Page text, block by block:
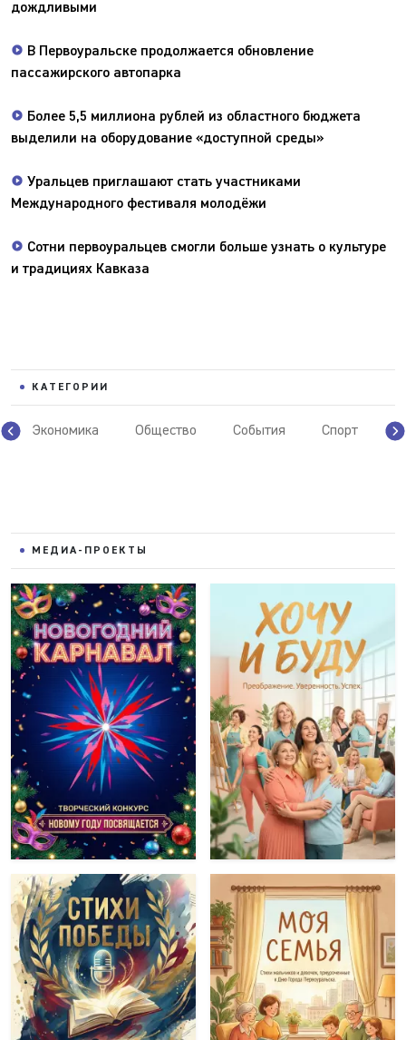
дождливыми
В Первоуральске продолжается обновление
пассажирского автопарка
Более 5,5 миллиона рублей из областного бюджета
выделили на оборудование «доступной среды»
Уральцев приглашают стать участниками
Международного фестиваля молодёжи
Сотни первоуральцев смогли больше узнать о культуре
и традициях Кавказа
КАТЕГОРИИ
Экономика Общество События Спорт
МЕДИА-ПРОЕКТЫ